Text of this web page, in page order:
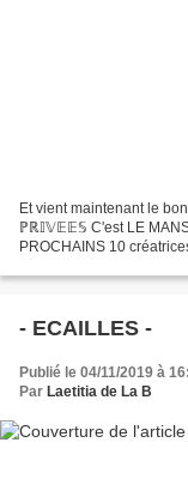
Et vient maintenant le
ℙℝ𝕀𝕍𝔼𝔼𝕊 C'est LE
PROCHAINS 10
- ECAILLES -
Publié le 04/11/2019 à
Par Laetitia de La B